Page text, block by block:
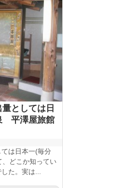
としては日
平澤屋旅館
は日本一(毎分
どこか知ってい
た。実は...